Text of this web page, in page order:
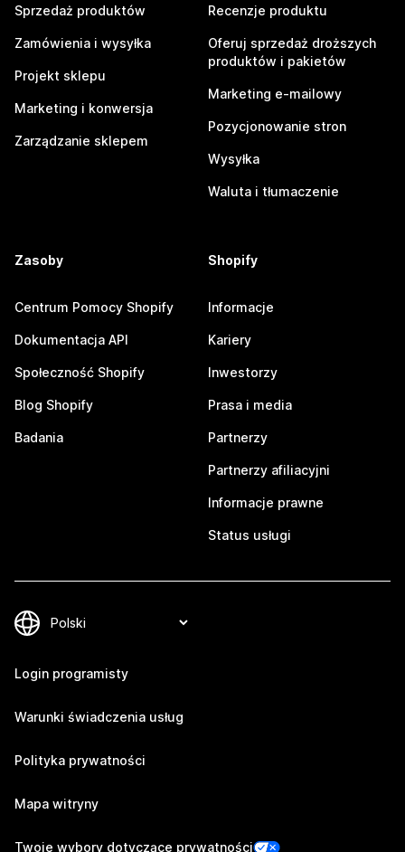
Sprzedaż produktów
Zamówienia i wysyłka
Projekt sklepu
Marketing i konwersja
Zarządzanie sklepem
Recenzje produktu
Oferuj sprzedaż droższych
produktów i pakietów
Marketing e-mailowy
Pozycjonowanie stron
Wysyłka
Waluta i tłumaczenie
Zasoby
Centrum Pomocy Shopify
Dokumentacja API
Społeczność Shopify
Blog Shopify
Badania
Shopify
Informacje
Kariery
Inwestorzy
Prasa i media
Partnerzy
Partnerzy afiliacyjni
Informacje prawne
Status usługi
Login programisty
Warunki świadczenia usług
Polityka prywatności
Mapa witryny
Twoje wybory dotyczące prywatności